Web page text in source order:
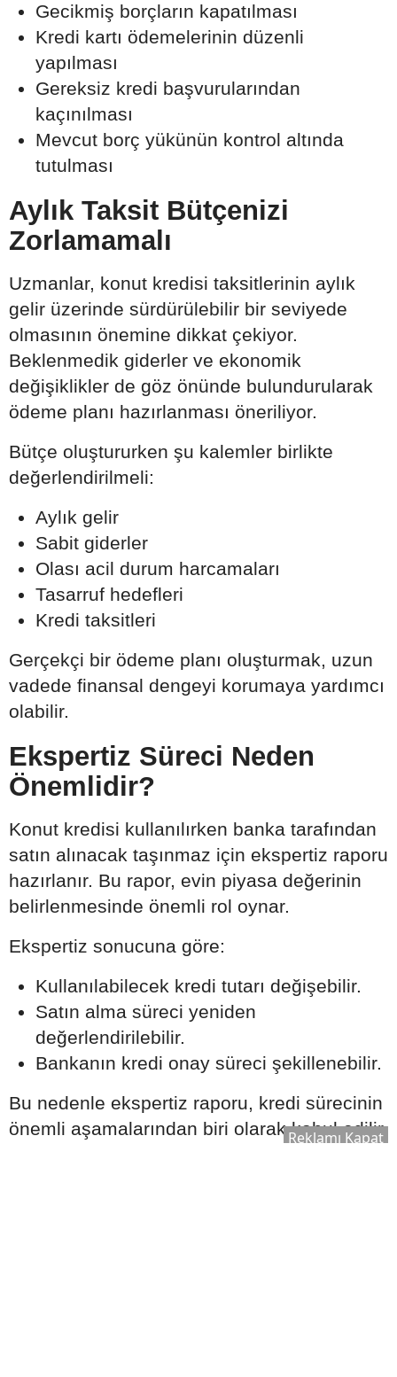
Gecikmiş borçların kapatılması
Kredi kartı ödemelerinin düzenli
yapılması
Gereksiz kredi başvurularından
kaçınılması
Mevcut borç yükünün kontrol altında
tutulması
Aylık Taksit Bütçenizi
Zorlamamalı
Uzmanlar, konut kredisi taksitlerinin aylık
gelir üzerinde sürdürülebilir bir seviyede
olmasının önemine dikkat çekiyor.
Beklenmedik giderler ve ekonomik
değişiklikler de göz önünde bulundurularak
ödeme planı hazırlanması öneriliyor.
Bütçe oluştururken şu kalemler birlikte
değerlendirilmeli:
Aylık gelir
Sabit giderler
Olası acil durum harcamaları
Tasarruf hedefleri
Kredi taksitleri
Gerçekçi bir ödeme planı oluşturmak, uzun
vadede finansal dengeyi korumaya yardımcı
olabilir.
Ekspertiz Süreci Neden
Önemlidir?
Konut kredisi kullanılırken banka tarafından
satın alınacak taşınmaz için ekspertiz raporu
hazırlanır. Bu rapor, evin piyasa değerinin
belirlenmesinde önemli rol oynar.
Ekspertiz sonucuna göre:
Kullanılabilecek kredi tutarı değişebilir.
Satın alma süreci yeniden
değerlendirilebilir.
Bankanın kredi onay süreci şekillenebilir.
Bu nedenle ekspertiz raporu, kredi sürecinin
önemli aşamalarından biri olarak kabul edilir.
Reklamı Kapat